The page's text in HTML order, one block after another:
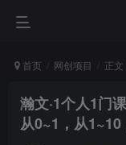
首页 网创项目 正文
瀚文·1个人1门
从0~1，从